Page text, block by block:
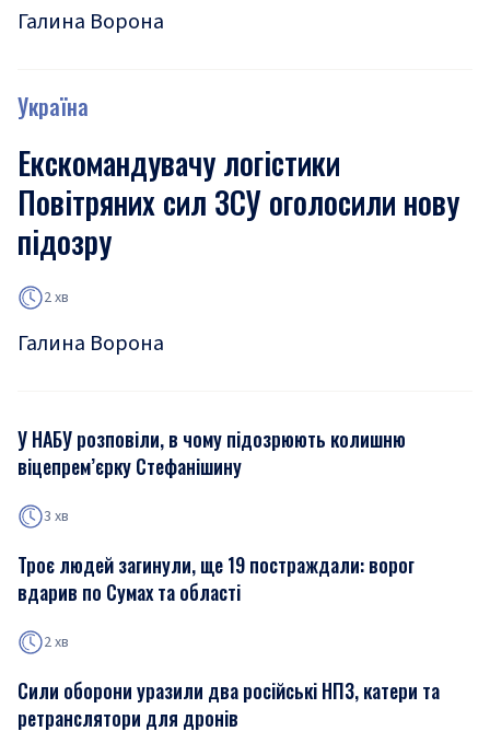
Галина Ворона
Україна
Екскомандувачу логістики
Повітряних сил ЗСУ оголосили нову
підозру
2 хв
Галина Ворона
У НАБУ розповіли, в чому підозрюють колишню
віцепрем’єрку Стефанішину
3 хв
Троє людей загинули, ще 19 постраждали: ворог
вдарив по Сумах та області
2 хв
Сили оборони уразили два російські НПЗ, катери та
ретранслятори для дронів